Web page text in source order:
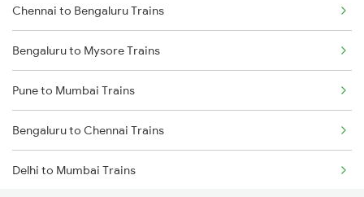
Chennai to Bengaluru Trains
Bengaluru to Mysore Trains
Pune to Mumbai Trains
Bengaluru to Chennai Trains
Delhi to Mumbai Trains